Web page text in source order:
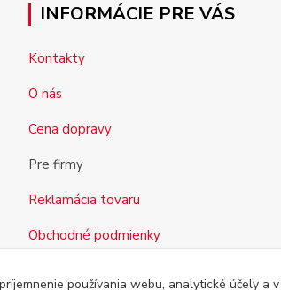
INFORMÁCIE PRE VÁS
Kontakty
O nás
Cena dopravy
Pre firmy
Reklamácia tovaru
Obchodné podmienky
používania webu, analytické účely a